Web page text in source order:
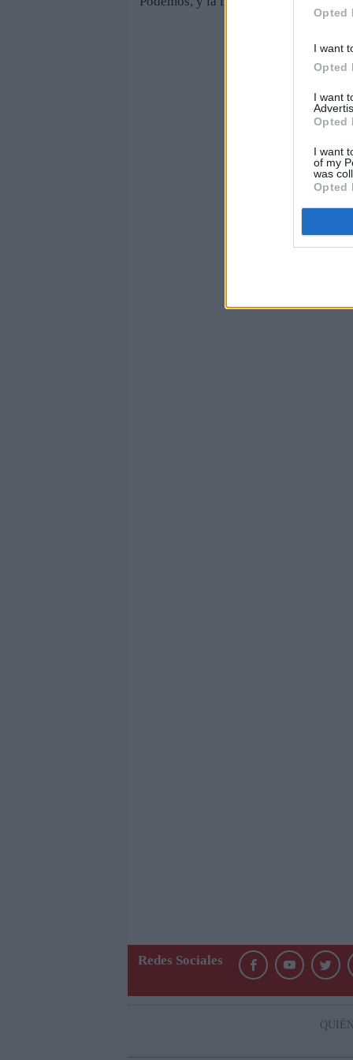
Opted
I want
Opted
I want
Opted
I want
of my
was
Opted
Redes Sociales